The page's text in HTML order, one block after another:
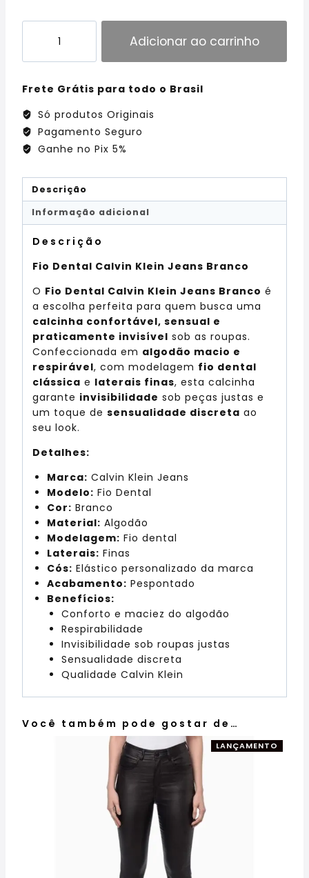
Adicionar ao carrinho
Frete Grátis para todo o Brasil
Só produtos Originais
Pagamento Seguro
Ganhe no Pix 5%
Descrição
Informação adicional
Descrição
Fio Dental Calvin Klein Jeans Branco
O Fio Dental Calvin Klein Jeans Branco é
a escolha perfeita para quem busca uma
calcinha confortável, sensual e
praticamente invisível sob as roupas.
Confeccionada em algodão macio e
respirável, com modelagem fio dental
clássica e laterais finas, esta calcinha
garante invisibilidade sob peças justas e
um toque de sensualidade discreta ao
seu look.
Detalhes:
Marca: Calvin Klein Jeans
Modelo: Fio Dental
Cor: Branco
Material: Algodão
Modelagem: Fio dental
Laterais: Finas
Cós: Elástico personalizado da marca
Acabamento: Pespontado
Benefícios:
Conforto e maciez do algodão
Respirabilidade
Invisibilidade sob roupas justas
Sensualidade discreta
Qualidade Calvin Klein
Você também pode gostar de…
LANÇAMENTO